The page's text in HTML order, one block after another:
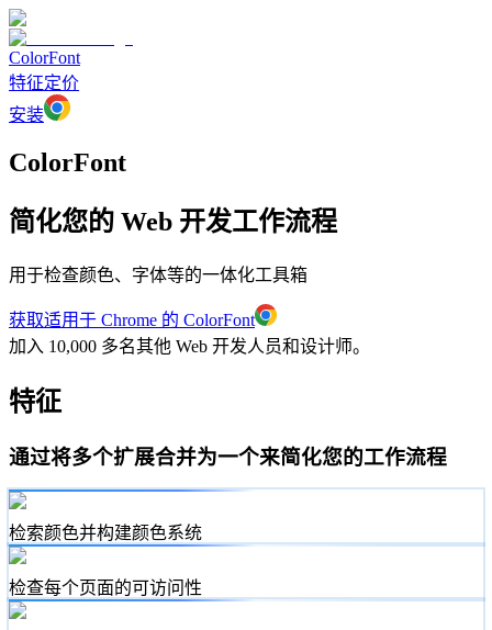
ColorFont
特征定价
安装
ColorFont
简化您的 Web 开发工作流程
用于检查颜色、字体等的一体化工具箱
获取适用于 Chrome 的 ColorFont
加入 10,000 多名其他 Web 开发人员和设计师。
特征
通过将多个扩展合并为一个来简化您的工作流程
检索颜色并构建颜色系统
检查每个页面的可访问性